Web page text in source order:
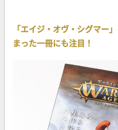
「エイジ・オヴ・シグマー
まった一冊にも注目！